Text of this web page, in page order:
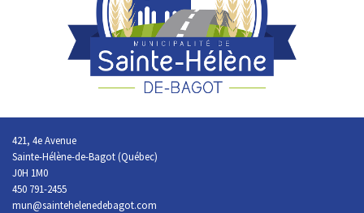
421, 4e Avenue
Sainte-Hélène-de-Bagot (Québec)
J0H 1M0
450 791-2455
mun@saintehelenedebagot.com